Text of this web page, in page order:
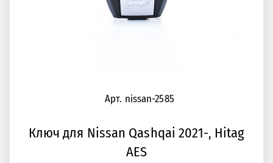
Арт. nissan-2585
Ключ для Nissan Qashqai 2021-, Hitag
AES